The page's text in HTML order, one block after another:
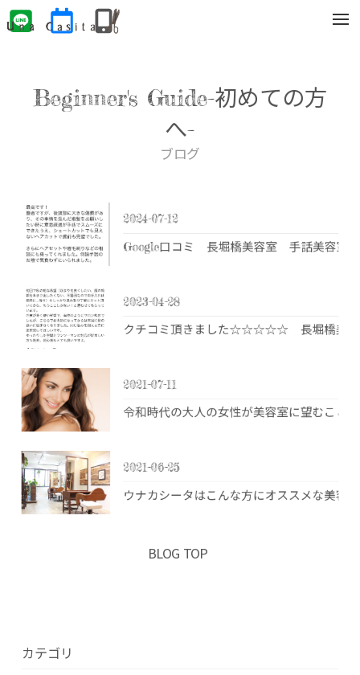
Beginner's Guide-初めての方
へ-
ブログ
2024-07-12
Google口コミ 長堀橋美容室 手話美容室
2023-04-28
クチコミ頂きました☆☆☆☆☆ 長堀橋美容
2021-07-11
令和時代の大人の女性が美容室に望むこと
2021-06-25
ウナカシータはこんな方にオススメな美容
BLOG TOP
カテゴリ
t